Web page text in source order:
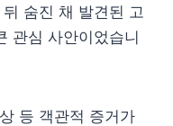
숨진 채 발견된 고
관심 사안이었습니
등 객관적 증거가